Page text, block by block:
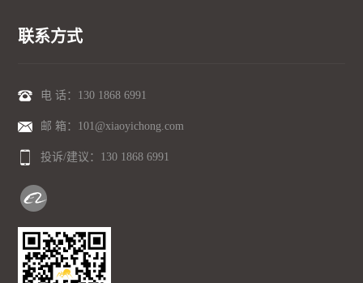
联系方式
电 话： 130 1868 6991
邮 箱：101@xiaoyichong.com
投诉/建议： 130 1868 6991